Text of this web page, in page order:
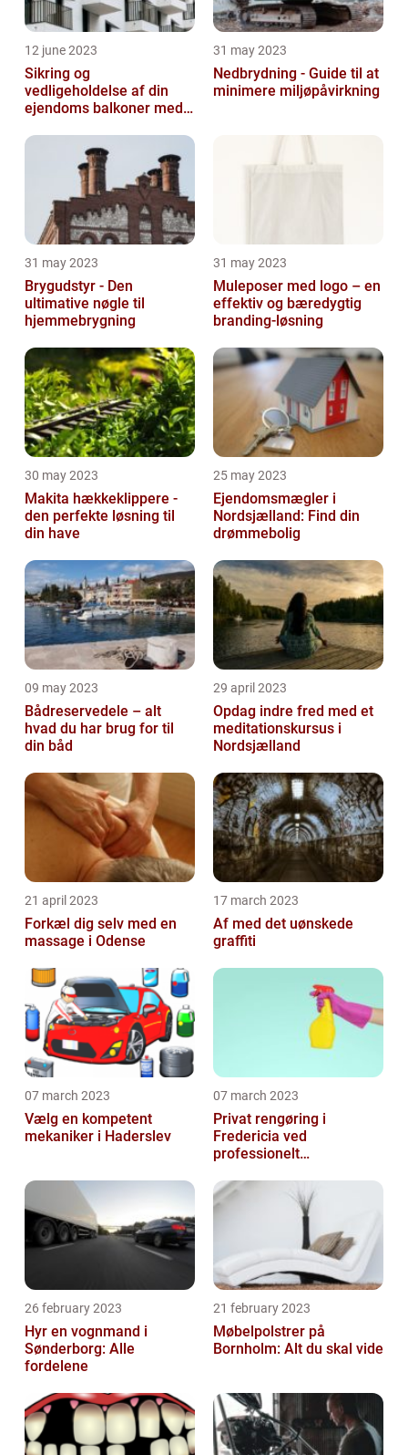
12 june 2023
Sikring og
vedligeholdelse af din
ejendoms balkoner med
31 may 2023
Nedbrydning - Guide til at
minimere miljøpåvirkning
31 may 2023
Brygudstyr - Den
ultimative nøgle til
hjemmebrygning
31 may 2023
Muleposer med logo – en
effektiv og bæredygtig
branding-løsning
30 may 2023
Makita hækkeklippere -
den perfekte løsning til
din have
25 may 2023
Ejendomsmægler i
Nordsjælland: Find din
drømmebolig
09 may 2023
Bådreservedele – alt
hvad du har brug for til
din båd
29 april 2023
Opdag indre fred med et
meditationskursus i
Nordsjælland
21 april 2023
Forkæl dig selv med en
massage i Odense
17 march 2023
Af med det uønskede
graffiti
07 march 2023
Vælg en kompetent
mekaniker i Haderslev
07 march 2023
Privat rengøring i
Fredericia ved
professionelt
26 february 2023
Hyr en vognmand i
Sønderborg: Alle
fordelene
21 february 2023
Møbelpolstrer på
Bornholm: Alt du skal vide